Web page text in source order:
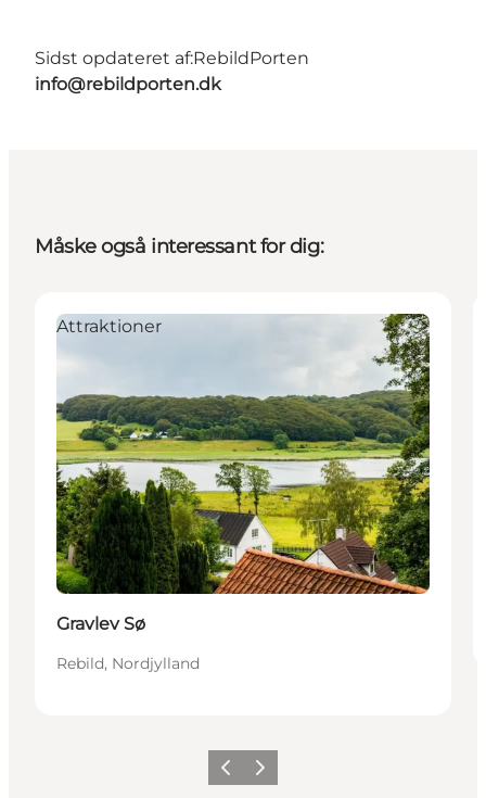
Sidst opdateret af:RebildPorten
info@rebildporten.dk
Måske også interessant for dig:
Attraktioner
Gravlev Sø
Rebild, Nordjylland
Forrige billede
Næste billede